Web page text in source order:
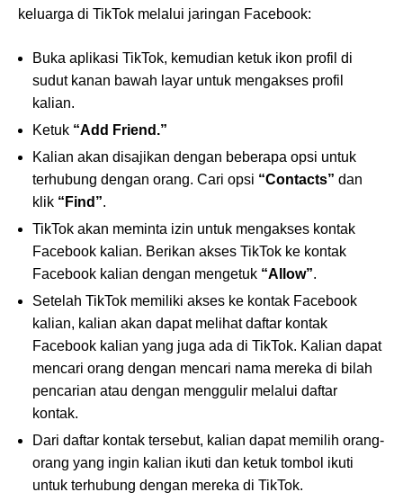
keluarga di TikTok melalui jaringan Facebook:
Buka aplikasi TikTok, kemudian ketuk ikon profil di
sudut kanan bawah layar untuk mengakses profil
kalian.
Ketuk “Add Friend.”
Kalian akan disajikan dengan beberapa opsi untuk
terhubung dengan orang. Cari opsi “Contacts” dan
klik “Find”.
TikTok akan meminta izin untuk mengakses kontak
Facebook kalian. Berikan akses TikTok ke kontak
Facebook kalian dengan mengetuk “Allow”.
Setelah TikTok memiliki akses ke kontak Facebook
kalian, kalian akan dapat melihat daftar kontak
Facebook kalian yang juga ada di TikTok. Kalian dapat
mencari orang dengan mencari nama mereka di bilah
pencarian atau dengan menggulir melalui daftar
kontak.
Dari daftar kontak tersebut, kalian dapat memilih orang-
orang yang ingin kalian ikuti dan ketuk tombol ikuti
untuk terhubung dengan mereka di TikTok.